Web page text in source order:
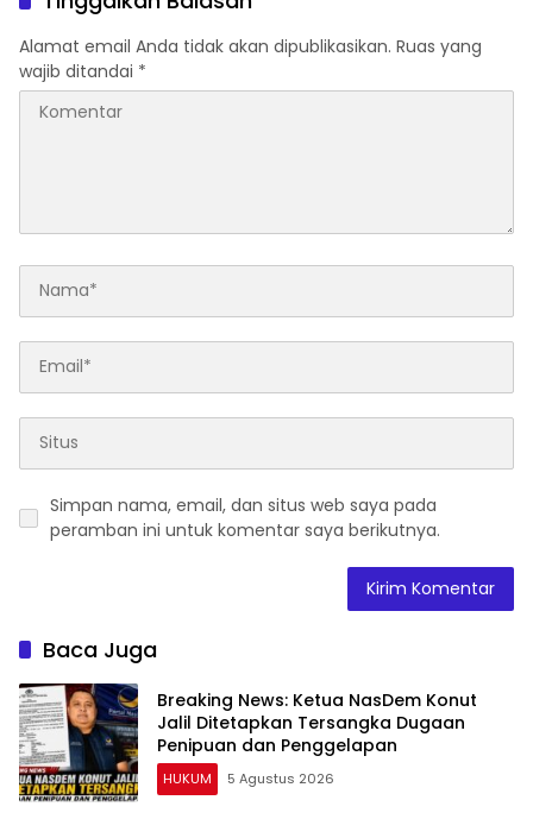
Alamat email Anda tidak akan dipublikasikan. Ruas yang
wajib ditandai *
Simpan nama, email, dan situs web saya pada
peramban ini untuk komentar saya berikutnya.
Baca Juga
Breaking News: Ketua NasDem Konut
Jalil Ditetapkan Tersangka Dugaan
Penipuan dan Penggelapan
HUKUM 5 Agustus 2026